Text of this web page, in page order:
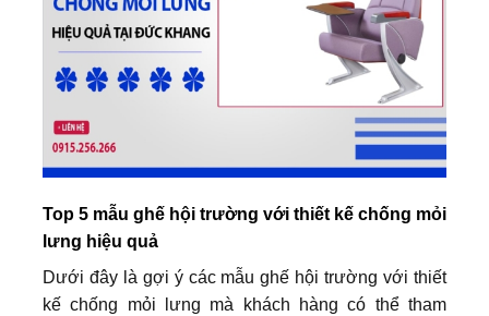
Top 5 mẫu ghế hội trường với thiết kế chống mỏi
lưng hiệu quả
Dưới đây là gợi ý các mẫu ghế hội trường với thiết
kế chống mỏi lưng mà khách hàng có thể tham